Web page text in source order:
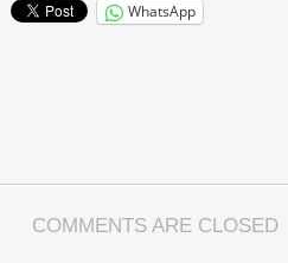
WhatsApp
COMMENTS ARE CLOSED